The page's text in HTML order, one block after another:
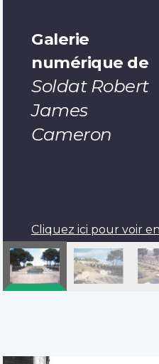
Galerie
numérique de
Soldat Robert
James
Cameron
Cliquez ici pour voir
Pagination